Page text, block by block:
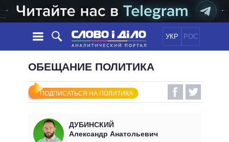
УКР РОС
НОВОСТИ
ЛЕНТА
СОБЫТИЯ
СТАТЬИ
МНЕНИЯ
ПОЛИТИКА
ЭКОНОМИКА
МИР
ОБЕЩАНИЯ
ВСЕ ПОЛИТИКИИНФОГРАФИКА
ОБЕЩАНИЕ ПОЛИТИКА
ПОДПИСАТЬСЯ НА ПОЛИТИКА
ДУБИНСКИЙ
Александр Анатольевич